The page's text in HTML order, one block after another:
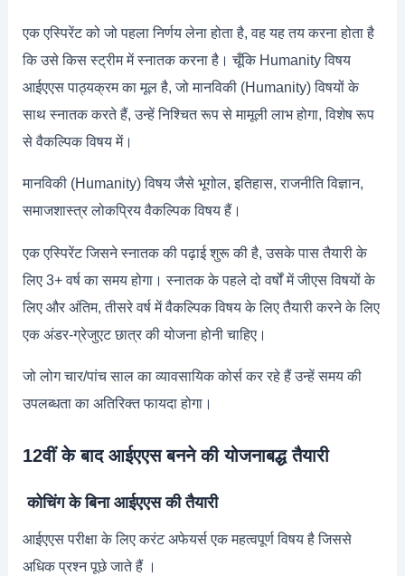
एक एस्पिरेंट को जो पहला निर्णय लेना होता है, वह यह तय करना होता है
कि उसे किस स्ट्रीम में स्नातक करना है। चूँकि Humanity विषय
आईएएस पाठ्यक्रम का मूल है, जो मानविकी (Humanity) विषयों के
साथ स्नातक करते हैं, उन्हें निश्चित रूप से मामूली लाभ होगा, विशेष रूप
से वैकल्पिक विषय में।
मानविकी (Humanity) विषय जैसे भूगोल, इतिहास, राजनीति विज्ञान,
समाजशास्त्र लोकप्रिय वैकल्पिक विषय हैं।
एक एस्पिरेंट जिसने स्नातक की पढ़ाई शुरू की है, उसके पास तैयारी के
लिए 3+ वर्ष का समय होगा। स्नातक के पहले दो वर्षों में जीएस विषयों के
लिए और अंतिम, तीसरे वर्ष में वैकल्पिक विषय के लिए तैयारी करने के लिए
एक अंडर-ग्रेजुएट छात्र की योजना होनी चाहिए।
जो लोग चार/पांच साल का व्यावसायिक कोर्स कर रहे हैं उन्हें समय की
उपलब्धता का अतिरिक्त फायदा होगा।
12वीं के बाद आईएएस बनने की योजनाबद्ध तैयारी
कोचिंग के बिना आईएएस की तैयारी
आईएएस परीक्षा के लिए करंट अफेयर्स एक महत्वपूर्ण विषय है जिससे
अधिक प्रश्न पूछे जाते हैं ।